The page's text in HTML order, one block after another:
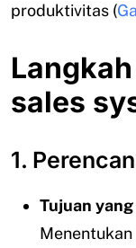
produktivitas (
sales
1.
Tujuan yang